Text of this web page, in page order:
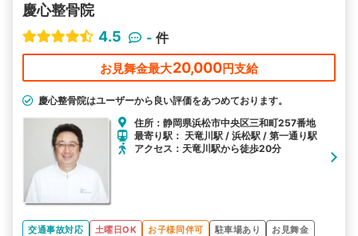
慶心整骨院
4.5
- 件
お見舞金最大20,000円支給
慶心整骨院はユーザーから良い評価をあつめております。
住所：静岡県浜松市中央区三和町257番地
最寄り駅： 天竜川駅 / 浜松駅 / 第一通り駅
アクセス：天竜川駅から徒歩20分
交通事故対応 土曜日OK お子様同伴可 駐車場あり お見舞金